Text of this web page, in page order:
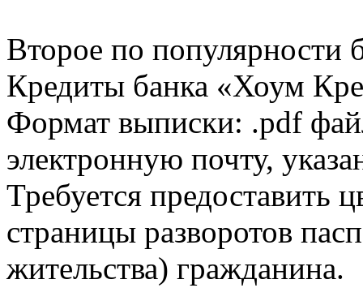
Второе по популярности
Кредиты банка «Хоум
Формат выписки: .pdf
электронную почту,
Требуется предоставить
страницы разворотов
жительства) гражданина.